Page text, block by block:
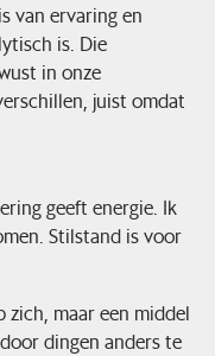
van ervaring en
is. Die
in onze
juist omdat
geeft energie. Ik
Stilstand is voor
zich, maar een middel
dingen anders te